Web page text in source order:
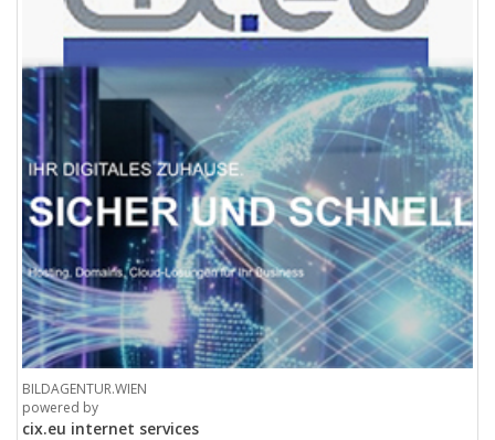
BILDAGENTUR.WIEN
powered by
cix.eu internet services